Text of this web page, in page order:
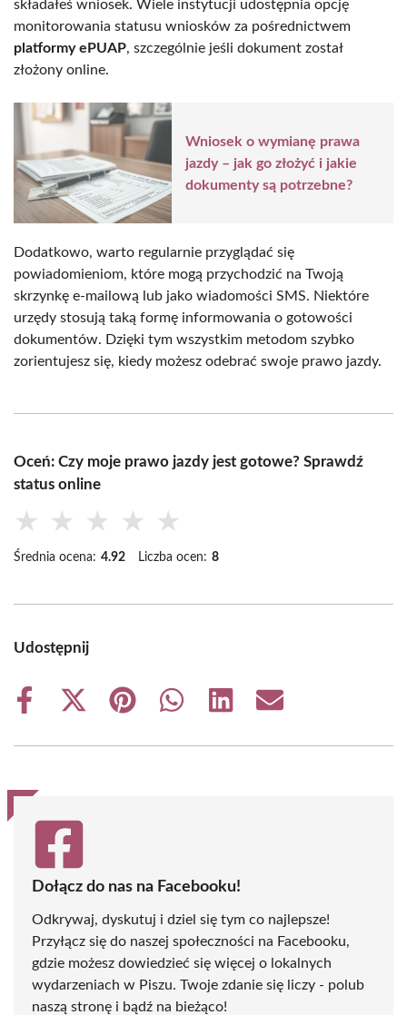
składałeś wniosek. Wiele instytucji udostępnia opcję
monitorowania statusu wniosków za pośrednictwem
platformy ePUAP, szczególnie jeśli dokument został
złożony online.
Wniosek o wymianę prawa
jazdy – jak go złożyć i jakie
dokumenty są potrzebne?
Dodatkowo, warto regularnie przyglądać się
powiadomieniom, które mogą przychodzić na Twoją
skrzynkę e-mailową lub jako wiadomości SMS. Niektóre
urzędy stosują taką formę informowania o gotowości
dokumentów. Dzięki tym wszystkim metodom szybko
zorientujesz się, kiedy możesz odebrać swoje prawo jazdy.
Oceń: Czy moje prawo jazdy jest gotowe? Sprawdź
status online
★ ★ ★ ★ ★
Średnia ocena: 4.92 Liczba ocen: 8
Udostępnij
Share
Share
(Twitter)
Share
Share
Share
Share
Dołącz do nas na Facebooku!
Odkrywaj, dyskutuj i dziel się tym co najlepsze!
Przyłącz się do naszej społeczności na Facebooku,
gdzie możesz dowiedzieć się więcej o lokalnych
wydarzeniach w Piszu. Twoje zdanie się liczy - polub
naszą stronę i bądź na bieżąco!